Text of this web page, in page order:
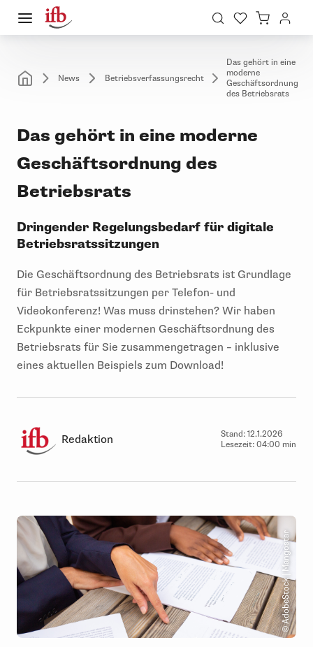
News Betriebsverfassungsrecht
Das gehört in eine
moderne
Geschäftsordnung
des Betriebsrats
Das gehört in eine moderne
Geschäftsordnung des
Betriebsrats
Dringender Regelungsbedarf für digitale
Betriebsratssitzungen
Die Geschäftsordnung des Betriebsrats ist Grundlage
für Betriebsratssitzungen per Telefon- und
Videokonferenz! Was muss drinstehen? Wir haben
Eckpunkte einer modernen Geschäftsordnung des
Betriebsrats für Sie zusammengetragen – inklusive
eines aktuellen Beispiels zum Download!
Redaktion Stand: 12.1.2026
Lesezeit: 04:00 min
© AdobeStock | Mangostar